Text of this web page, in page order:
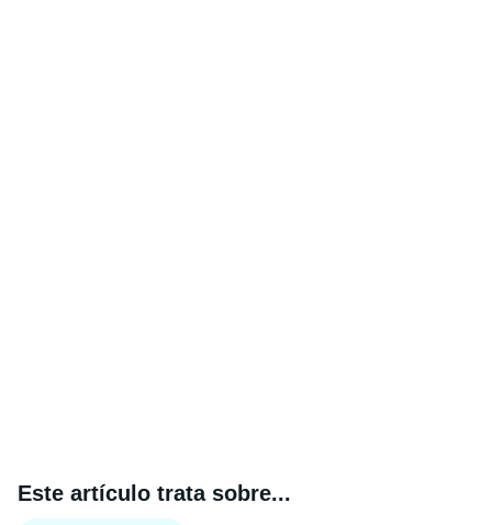
Este artículo trata sobre...